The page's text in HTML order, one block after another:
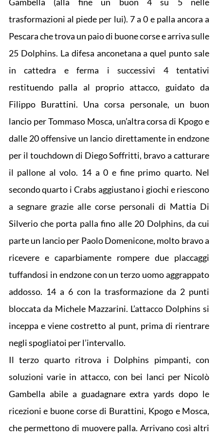
Gambella (alla fine un buon 4 su 5 nelle
trasformazioni al piede per lui). 7 a 0 e palla ancora a
Pescara che trova un paio di buone corse e arriva sulle
25 Dolphins. La difesa anconetana a quel punto sale
in cattedra e ferma i successivi 4 tentativi
restituendo palla al proprio attacco, guidato da
Filippo Burattini. Una corsa personale, un buon
lancio per Tommaso Mosca, un’altra corsa di Kpogo e
dalle 20 offensive un lancio direttamente in endzone
per il touchdown di Diego Soffritti, bravo a catturare
il pallone al volo. 14 a 0 e fine primo quarto. Nel
secondo quarto i Crabs aggiustano i giochi e riescono
a segnare grazie alle corse personali di Mattia Di
Silverio che porta palla fino alle 20 Dolphins, da cui
parte un lancio per Paolo Domenicone, molto bravo a
ricevere e caparbiamente rompere due placcaggi
tuffandosi in endzone con un terzo uomo aggrappato
addosso. 14 a 6 con la trasformazione da 2 punti
bloccata da Michele Mazzarini. L’attacco Dolphins si
inceppa e viene costretto al punt, prima di rientrare
negli spogliatoi per l’intervallo.
Il terzo quarto ritrova i Dolphins pimpanti, con
soluzioni varie in attacco, con bei lanci per Nicolò
Gambella abile a guadagnare extra yards dopo le
ricezioni e buone corse di Burattini, Kpogo e Mosca,
che permettono di muovere palla. Arrivano così altri